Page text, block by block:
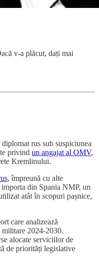
v-a plăcut, dați mai
rus sub suspiciunea
privind un angajat al OMV,
Kremlinului.
, împreună cu alte
din Spania NMP, un
atât în ​​scopuri pașnice,
care analizează
2024-2030.
alocate serviciilor de
de priorități legislative